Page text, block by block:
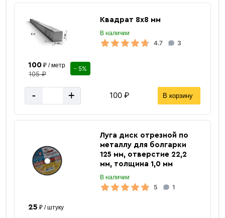
Квадрат 8х8 мм
В наличии
4.7 3
100₽ / метр
105 ₽
- 5%
- + 100 ₽ В корзину
Луга диск отрезной по
металлу для болгарки
125 мм, отверстие 22,2
мм, толщина 1,0 мм
В наличии
5 1
25 ₽ / штуку
Наименование шпилька
Материал оцинкованная сталь
Типоразмер
Страна бренда